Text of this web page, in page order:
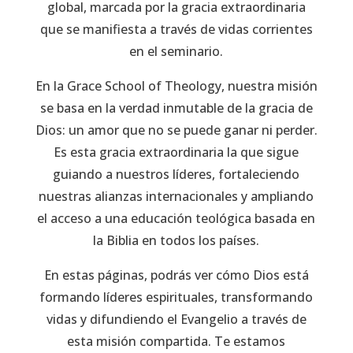
global, marcada por la gracia extraordinaria
que se manifiesta a través de vidas corrientes
en el seminario.
En la Grace School of Theology, nuestra misión
se basa en la verdad inmutable de la gracia de
Dios: un amor que no se puede ganar ni perder.
Es esta gracia extraordinaria la que sigue
guiando a nuestros líderes, fortaleciendo
nuestras alianzas internacionales y ampliando
el acceso a una educación teológica basada en
la Biblia en todos los países.
En estas páginas, podrás ver cómo Dios está
formando líderes espirituales, transformando
vidas y difundiendo el Evangelio a través de
esta misión compartida. Te estamos